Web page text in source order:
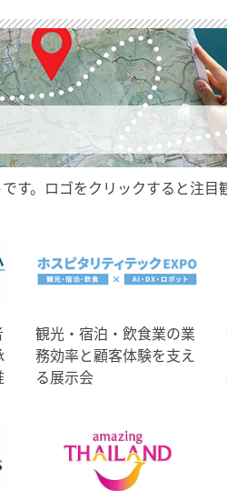
す。ロゴをクリックすると注目
観光・宿泊・飲食業の業
務効率と顧客体験を支え
る展示会